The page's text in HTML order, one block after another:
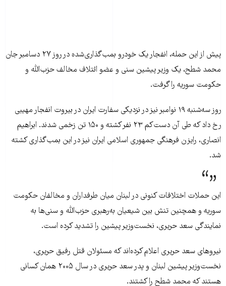
پيش از اين حمله، انفجار يک خودرو بمب‌گذاری‌شده در روز ۲۷ دسامبر جان
محمد شطح، يک وزير پيشين سنی و عضو ائتلاف مخالف حزب‌الله و
حکومت سوريه را گرفت.
روز سه‌شنبه ۱۹ نوامبر نيز در نزدیکی سفارت ایران در بیروت انفجار مهیبی
رخ داد که طی آن دست‌کم ۲۳ نفر کشته و ۱۵۰ تن زخمی شدند. ابراهیم
انصاری، رایزن فرهنگی جمهوری اسلامی ایران نیز در این بمب‌گذاری کشته
شد.
اين حملات اختلافات کنونی در لبنان ميان طرفداران و مخالفان حکومت
سوريه و همچنین تنش بین شیعیان به‌رهبری حزب‌الله و سنی‌ها به
نمایندگی سعد حریری، نخست‌وزیر پيشين را تشدید کرده است.
نيروهای سعد حريری اعلام کرده‌اند که مسئولان قتل رفيق حريری،
نخست‌وزير پيشين لبنان و پدر سعد حريری در سال ۲۰۰۵ همان کسانی
هستند که محمد شطح را کشتند.